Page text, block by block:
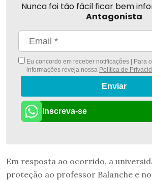
Nunca foi tão fácil ficar bem
Antagonista
Eu concordo em receber notificações | Para
informações reveja nossa Política de
Enviar
Inscreva-se
Em resposta ao ocorrido, a
proteção ao professor Balanche e